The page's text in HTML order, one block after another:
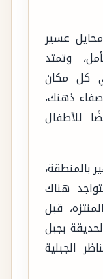
عسير
وتمتد
كل مكان
ذهنك،
للأطفال
بالمنطقة،
هناك
قبل
بجبل
الجبلية